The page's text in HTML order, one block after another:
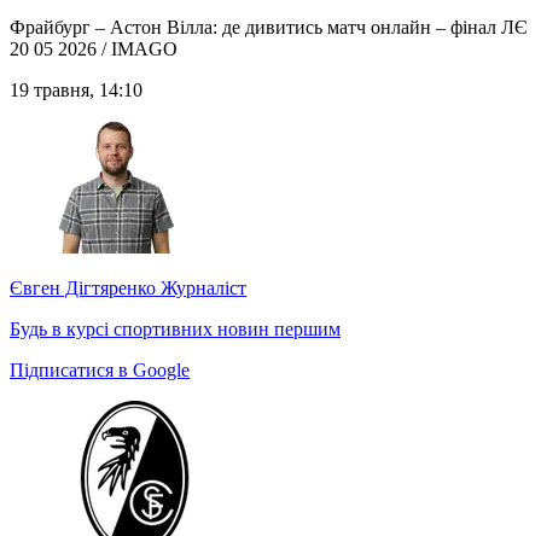
Фрайбург – Астон Вілла: де дивитись матч онлайн – фінал ЛЄ
20 05 2026 / IMAGO
19 травня, 14:10
Євген Дігтяренко Журналіст
Будь в курсі спортивних новин першим
Підписатися в Google